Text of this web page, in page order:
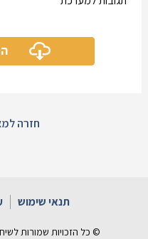
חזרה
תנאי שימוש
© כל הזכויות שמורות